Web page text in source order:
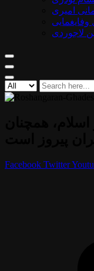
امیری
وفایغمایی
لاجوردی
Facebook Twitter